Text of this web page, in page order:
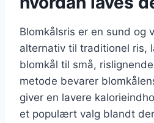
Blomkålsris er en sund og
alternativ til traditionel ris,
blomkål til små,
metode bevarer
giver en lavere
et populært valg blandt